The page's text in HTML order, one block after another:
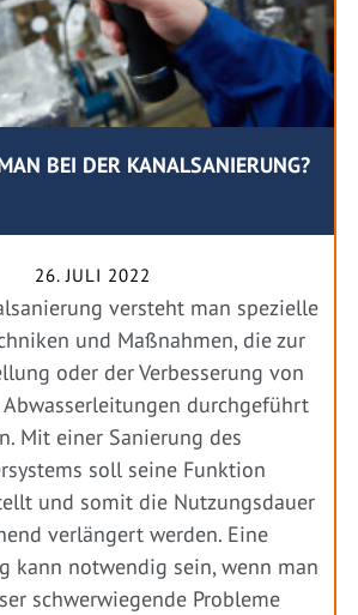
BEI DER KANALSANIERUNG?
26. JULI 2022
versteht man spezielle
und Maßnahmen, die zur
oder der Verbesserung von
durchgeführt
Mit einer Sanierung des
soll seine Funktion
und somit die Nutzungsdauer
verlängert werden. Eine
kann notwendig sein, wenn man
schwerwiegende Probleme